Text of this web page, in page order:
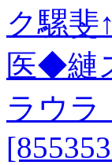
ク騾斐
医◆縺
ラウラ